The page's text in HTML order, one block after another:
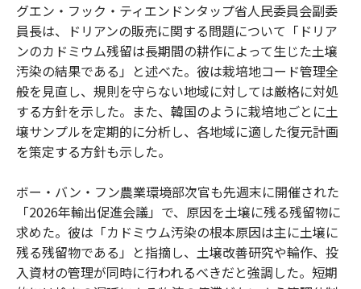
グエン・フック・ティエンドンタップ省人民委員会副委
員長は、ドリアンの販売に関する問題について「ドリア
ンのカドミウム残留は長期間の耕作によって生じた土壌
汚染の結果である」と述べた。彼は栽培地コード管理全
般を見直し、規則を守らない地域に対しては厳格に対処
する方針を示した。また、韓国のように栽培地ごとに土
壌サンプルを定期的に分析し、各地域に適した復元計画
を策定する方針も示した。
ボー・バン・フン農業環境部次官も先週末に開催された
「2026年輸出促進会議」で、原因を土壌に残る残留物に
求めた。彼は「カドミウム汚染の根本原因は主に土壌に
残る残留物である」と指摘し、土壌改善研究や輪作、投
入資材の管理が同時に行われるべきだと強調した。短期